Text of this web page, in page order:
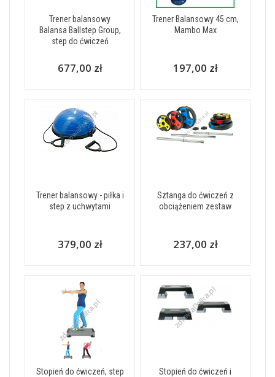
Trener balansowy
Balansa Ballstep Group,
step do ćwiczeń
677,00 zł
Trener Balansowy 45 cm,
Mambo Max
197,00 zł
Trener balansowy - piłka i
step z uchwytami
379,00 zł
Sztanga do ćwiczeń z
obciążeniem zestaw
237,00 zł
Stopień do ćwiczeń, step
Stopień do ćwiczeń i